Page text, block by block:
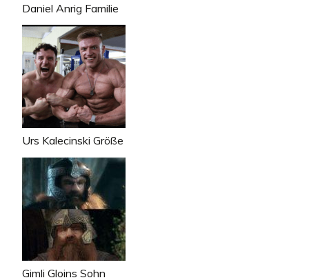
Daniel Anrig Familie
Urs Kalecinski Größe
Gimli Gloins Sohn